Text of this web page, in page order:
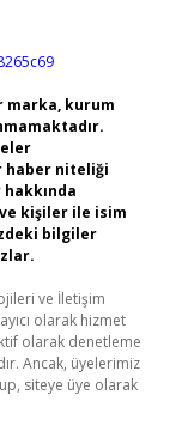
marka, kurum
haber niteliği
kişiler ile isim
bilgiler
ve İletişim
olarak hizmet
olarak denetleme
Ancak, üyelerimiz
siteye üye olarak